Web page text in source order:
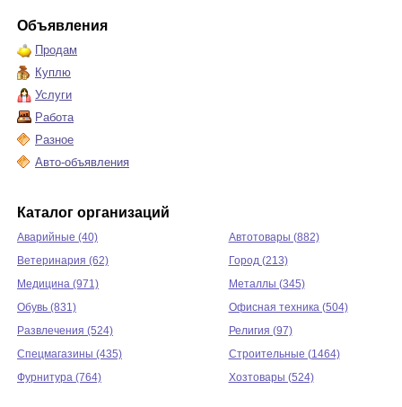
Объявления
Продам
Куплю
Услуги
Работа
Разное
Авто-объявления
Каталог организаций
Аварийные (40)
Автотовары (882)
Ветеринария (62)
Город (213)
Медицина (971)
Металлы (345)
Обувь (831)
Офисная техника (504)
Развлечения (524)
Религия (97)
Спецмагазины (435)
Строительные (1464)
Фурнитура (764)
Хозтовары (524)